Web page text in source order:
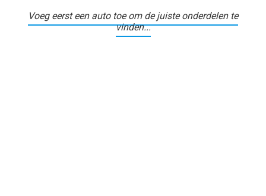
Voeg eerst een auto toe om de juiste onderdelen te
vinden...